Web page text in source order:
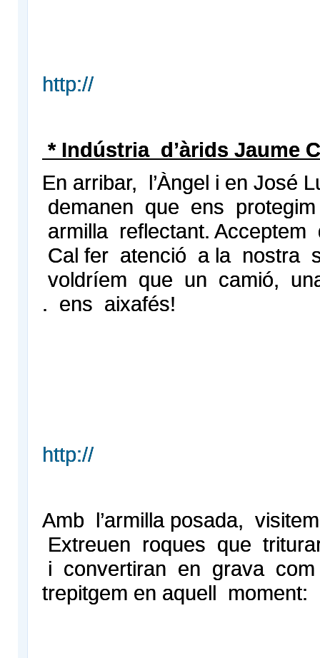
http://
* Indústria d’àrids Jaume
En arribar, l’Àngel i en José
demanen que ens
armilla reflectant.
Cal fer atenció a la nostra
voldríem que un camió,
. ens aixafés!
http://
Amb l’armilla posada,
Extreuen roques que
i convertiran en grava
trepitgem en aquell moment: